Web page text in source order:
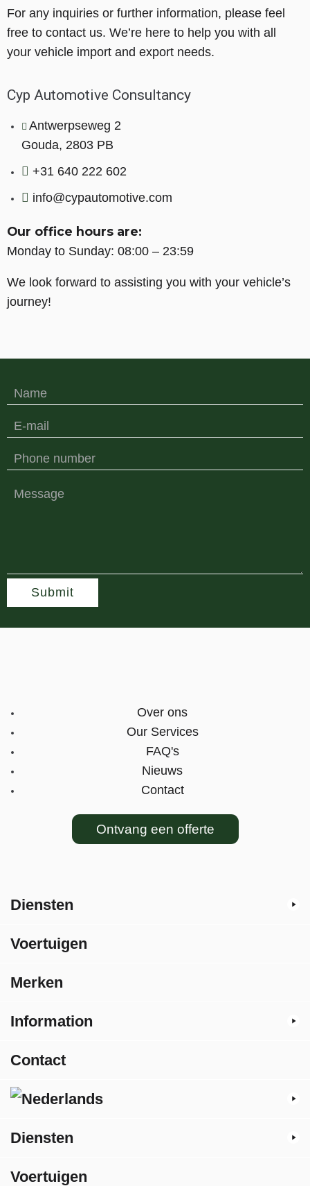
For any inquiries or further information, please feel
free to contact us. We’re here to help you with all
your vehicle import and export needs.
Cyp Automotive Consultancy
Antwerpseweg 2
Gouda, 2803 PB
+31 640 222 602
info@cypautomotive.com
Our office hours are:
Monday to Sunday: 08:00 – 23:59
We look forward to assisting you with your vehicle’s
journey!
Submit
Over ons
Our Services
FAQ's
Nieuws
Contact
Ontvang een offerte
Diensten
Voertuigen
Merken
Information
Contact
Diensten
Voertuigen